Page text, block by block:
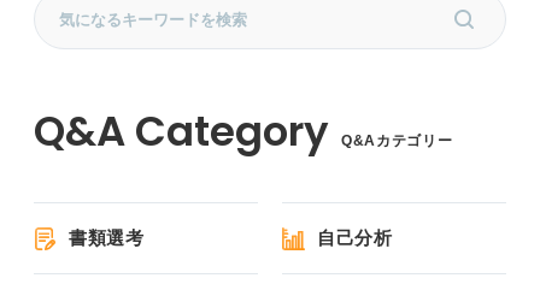
Q&Aカテゴリー
書類選考 自己分析